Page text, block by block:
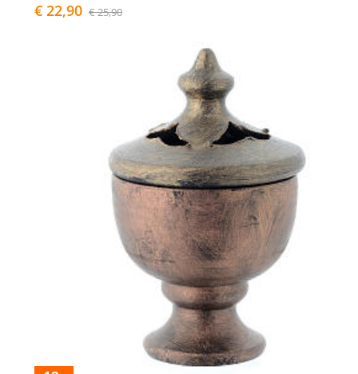
€ 22,90 € 25,90